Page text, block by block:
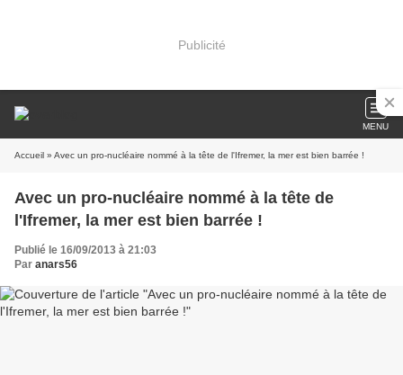
Publicité
MENU
Accueil » Avec un pro-nucléaire nommé à la tête de l'Ifremer, la mer est bien barrée !
Avec un pro-nucléaire nommé à la tête de
l'Ifremer, la mer est bien barrée !
Publié le 16/09/2013 à 21:03
Par anars56